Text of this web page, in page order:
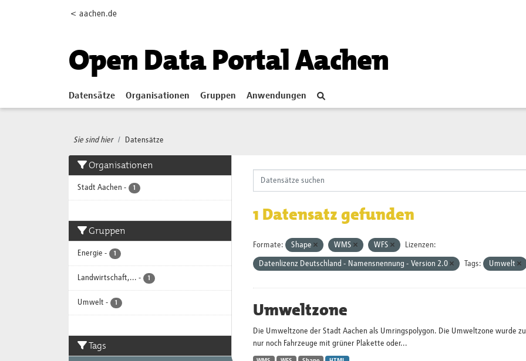
< aachen.de
Open Data Portal Aachen
Datensätze Organisationen Gruppen Anwendungen
Sie sind hier Datensätze
Organisationen
Stadt Aachen - 1
Gruppen
Energie - 1
Landwirtschaft,... - 1
Umwelt - 1
Tags
1 Datensatz gefunden
Formate: Shape WMS WFS Lizenzen:
Datenlizenz Deutschland - Namensnennung - Version 2.0 Tags: Umwelt
Umweltzone
Die Umweltzone der Stadt Aachen als Umringspolygon. Die Umweltzone wurde
nur noch Fahrzeuge mit grüner Plakette oder...